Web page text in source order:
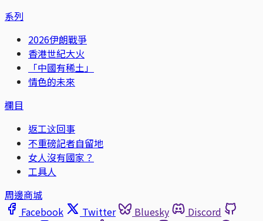
系列
2026伊朗戰爭
香港世紀大火
「中國有稀土」
情色的未來
欄目
返工这回事
不重磅記者自留地
女人沒有國家？
工具人
周邊商城
Facebook
Twitter Bluesky
Discord